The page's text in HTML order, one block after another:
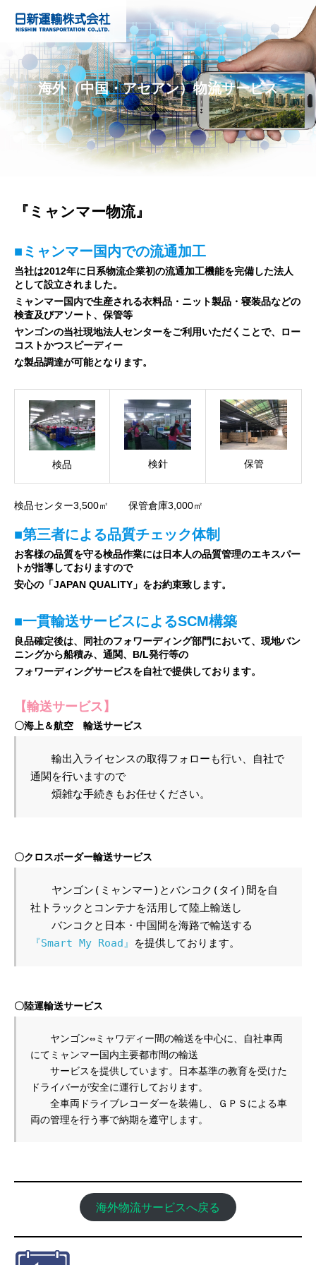
海外（中国・アセアン）物流サービス
『ミャンマー物流』
■ミャンマー国内での流通加工
当社は2012年に日系物流企業初の流通加工機能を完備した法人
として設立されました。
ミャンマー国内で生産される衣料品・ニット製品・寝装品などの
検査及びアソート、保管等
ヤンゴンの当社現地法人センターをご利用いただくことで、ロー
コストかつスピーディー
な製品調達が可能となります。
検品 検針 保管
検品センター3,500㎡ 保管倉庫3,000㎡
■第三者による品質チェック体制
お客様の品質を守る検品作業には日本人の品質管理のエキスパー
トが指導しておりますので
安心の「JAPAN QUALITY」をお約束致します。
■一貫輸送サービスによるSCM構築
良品確定後は、同社のフォワーディング部門において、現地バン
ニングから船積み、通関、B/L発行等の
フォワーディングサービスを自社で提供しております。
【輸送サービス】
〇海上＆航空 輸送サービス
輸出入ライセンスの取得フォローも行い、自社で
通関を行いますので
煩雑な手続きもお任せください。
〇クロスボーダー輸送サービス
ヤンゴン(ミャンマー)とバンコク(タイ)間を自
社トラックとコンテナを活用して陸上輸送し
バンコクと日本・中国間を海路で輸送する
『Smart My Road』
を提供しております。
〇陸運輸送サービス
ヤンゴン⇔ミャワディー間の輸送を中心に、自社車両
にてミャンマー国内主要都市間の輸送
サービスを提供しています。日本基準の教育を受けた
ドライバーが安全に運行しております。
全車両ドライブレコーダーを装備し、ＧＰＳによる車
両の管理を行う事で納期を遵守します。
海外物流サービスへ戻る